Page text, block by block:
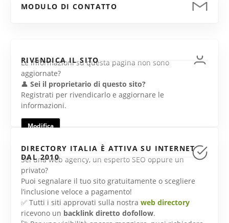
MODULO DI CONTATTO
RIVENDICA IL SITO
Le informazioni su questa pagina non sono
aggiornate?
👤 Sei il proprietario di questo sito?
Registrati per rivendicarlo e aggiornare le
informazioni.
Modifica
DIRECTORY ITALIA È ATTIVA SU INTERNET
DAL 2010
Sei una web agency, un esperto SEO oppure un
privato?
Puoi segnalare il tuo sito gratuitamente o scegliere
l’inclusione veloce a pagamento!
✅ Tutti i siti approvati sulla nostra web directory
ricevono un backlink diretto dofollow.